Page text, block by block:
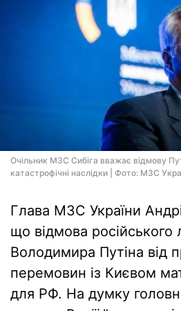
Очільник МЗС Сибіга вважає відмову
катастрофічні наслідки | Фото: МЗС
Глава МЗС України
що відмова російського
Володимира Путіна від
перемовин із Києвом
для РФ. На думку